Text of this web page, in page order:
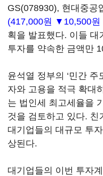
GS(078930), 현대중공
(417,000원 ▼10,500원
획을 발표했다. 이들
투자를 약속한 금액만
윤석열 정부의 ‘민간 주
자와 고용을 적극 확대
는 법인세 최고세율을
것을 검토하고 있다. 친
대기업들의 대규모 투
상된다.
대기업들의 이번 투자